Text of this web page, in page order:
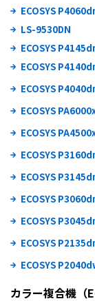
ECOSYS
LS-9530DN
ECOSYS
ECOSYS
ECOSYS
ECOSYS
ECOSYS
ECOSYS
ECOSYS
ECOSYS
ECOSYS
ECOSYS
ECOSYS
カラー複合機（